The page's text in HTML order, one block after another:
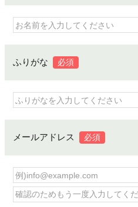
ふりがな 必須
メールアドレス 必須